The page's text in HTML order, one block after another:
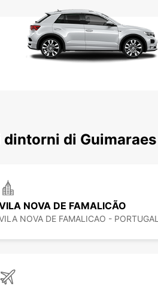
di Guimaraes
NOVA DE FAMALICÃO
NOVA DE FAMALICAO - PORTUGAL